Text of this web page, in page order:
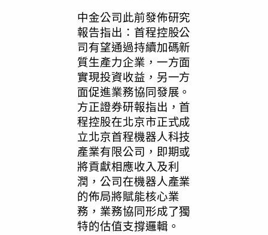
中金公司此前發佈研究
報告指出：首程控股公
司有望通過持續加碼新
質生產力企業，一方面
實現投資收益，另一方
面促進業務協同發展。
方正證券研報指出，首
程控股在北京市正式成
立北京首程機器人科技
產業有限公司，即期或
將貢獻相應收入及利
潤，公司在機器人產業
的佈局將賦能核心業
務，業務協同形成了獨
特的估值支撐邏輯。